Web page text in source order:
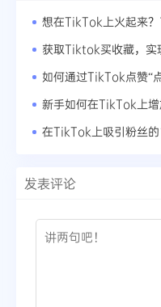
想在TikTok上火起来？
获取Tiktok买收藏，实
如何通过TikTok点赞“
新手如何在TikTok上
在TikTok上吸引粉丝
发表评论